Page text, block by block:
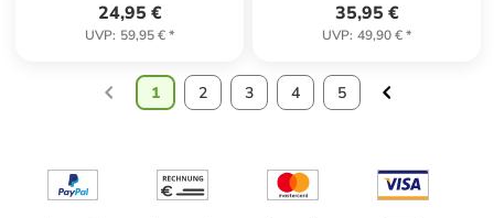
24,95 €
UVP: 59,95 €*
35,95 €
UVP: 49,90 €*
1 2 3 4 5